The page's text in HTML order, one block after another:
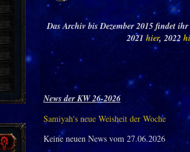
Das Archiv bis Dezember 2015 findet ihr
2021 hier, 2022
News der KW 26-2026
Samiyah's neue Weisheit der Woche
Keine neuen News vom 27.06.2026